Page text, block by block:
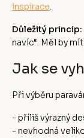
inspirace.
Důležitý princip:
navíc“. Měl by
Jak se
Při výběru
- příliš výrazný
- nevhodná